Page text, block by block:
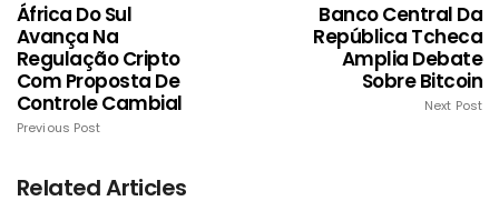
África Do Sul
Avança Na
Regulação Cripto
Com Proposta De
Controle Cambial
Previous Post
Banco Central Da
República Tcheca
Amplia Debate
Sobre Bitcoin
Next Post
Related Articles